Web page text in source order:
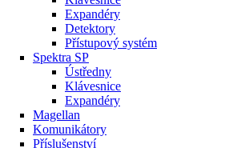
Expandéry
Detektory
Přístupový systém
Spektra SP
Ústředny
Klávesnice
Expandéry
Magellan
Komunikátory
Příslušenství